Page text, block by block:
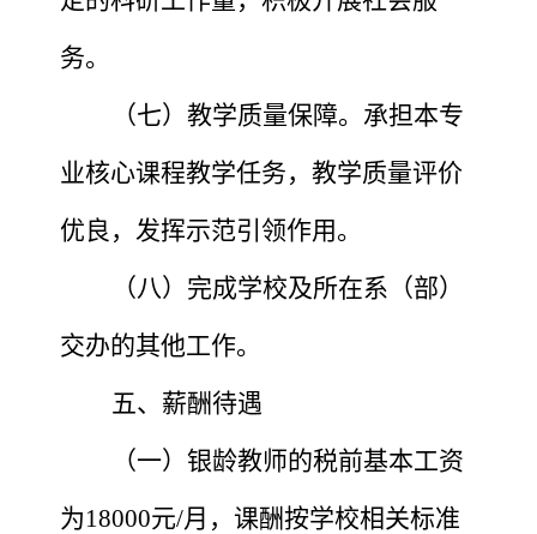
务。
（七）教学质量保障。承担本专
业核心课程教学任务，教学质量评价
优良，发挥示范引领作用。
（八）完成学校及所在系（部）
交办的其他工作。
五、薪酬待遇
（一）银龄教师的税前基本工资
为18000元/月，课酬按学校相关标准